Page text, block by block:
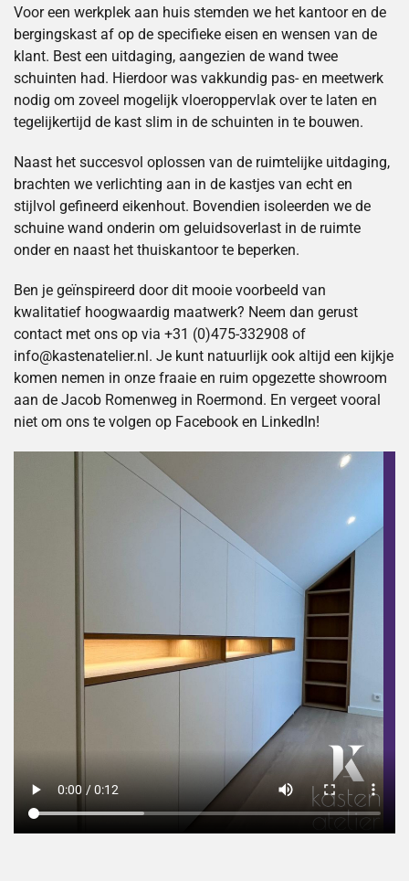
Voor een werkplek aan huis stemden we het kantoor en de
bergingskast af op de specifieke eisen en wensen van de
klant. Best een uitdaging, aangezien de wand twee
schuinten had. Hierdoor was vakkundig pas- en meetwerk
nodig om zoveel mogelijk vloeroppervlak over te laten en
tegelijkertijd de kast slim in de schuinten in te bouwen.
Naast het succesvol oplossen van de ruimtelijke uitdaging,
brachten we verlichting aan in de kastjes van echt en
stijlvol gefineerd eikenhout. Bovendien isoleerden we de
schuine wand onderin om geluidsoverlast in de ruimte
onder en naast het thuiskantoor te beperken.
Ben je geïnspireerd door dit mooie voorbeeld van
kwalitatief hoogwaardig maatwerk? Neem dan gerust
contact met ons op via +31 (0)475-332908 of
info@kastenatelier.nl. Je kunt natuurlijk ook altijd een kijkje
komen nemen in onze fraaie en ruim opgezette showroom
aan de Jacob Romenweg in Roermond. En vergeet vooral
niet om ons te volgen op Facebook en LinkedIn!